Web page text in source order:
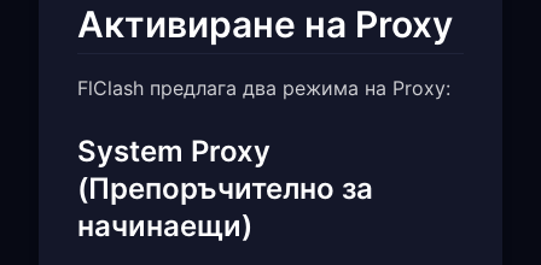
Активиране на Proxy
FlClash предлага два режима на Proxy:
System Proxy
(Препоръчително за
начинаещи)